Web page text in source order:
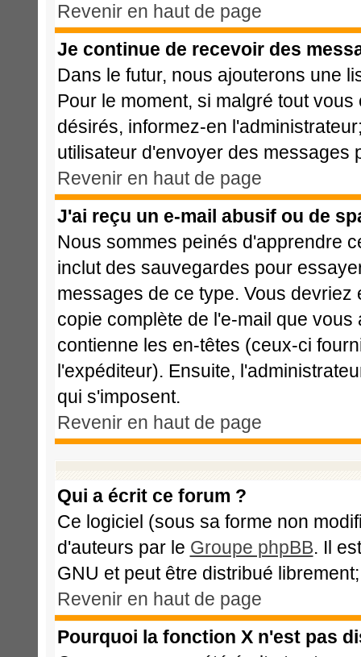
Revenir en haut de page
Je continue de recevoir des
Dans le futur, nous ajouterons une
Pour le moment, si malgré tout
désirés, informez-en
utilisateur d'envoyer des messages
Revenir en haut de page
J'ai reçu un e-mail abusif ou de
Nous sommes peinés d'apprendre
inclut des sauvegardes pour
messages de ce type. Vous
copie complète de l'e-mail que
contienne les en-têtes (ceux-ci
l'expéditeur). Ensuite,
qui s'imposent.
Revenir en haut de page
Qui a écrit ce forum ?
Ce logiciel (sous sa forme non
d'auteurs par le Groupe phpBB. Il
GNU et peut être distribué
Revenir en haut de page
Pourquoi la fonction X n'est pas